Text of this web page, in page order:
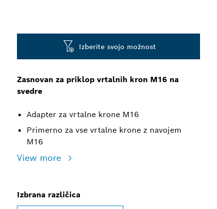
Zasnovan za priklop vrtalnih kron M16 na
svedre
Adapter za vrtalne krone M16
Primerno za vse vrtalne krone z navojem
M16
View more
Izberite svojo možnost
Izbrana različica